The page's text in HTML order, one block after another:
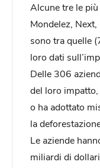
Alcune tre le
Mondelez,
sono tra quelle
loro dati
Delle 306
del loro
o ha adottato
la
Le aziende
miliardi di